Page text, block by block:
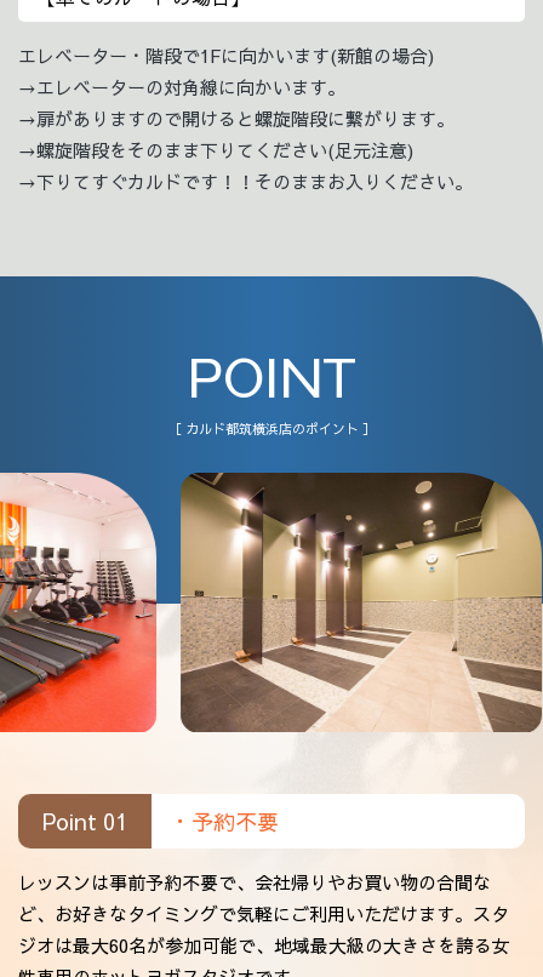
エレベーター・階段で1Fに向かいます(新館の場合)
→エレベーターの対角線に向かいます。
→扉がありますので開けると螺旋階段に繋がります。
→螺旋階段をそのまま下りてください(足元注意)
→下りてすぐカルドです！！そのままお入りください。
POINT
［ カルド都筑横浜店のポイント ］
Point 01 ・予約不要
レッスンは事前予約不要で、会社帰りやお買い物の合間な
ど、お好きなタイミングで気軽にご利用いただけます。スタ
ジオは最大60名が参加可能で、地域最大級の大きさを誇る女